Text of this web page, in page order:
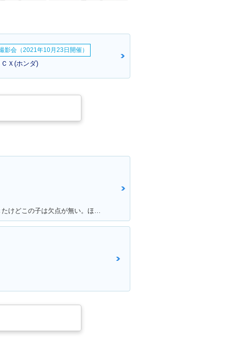
・カラーチ
影会（2021年10月23日開催）
Ｘ(ホンダ)
満足ポイント:色んなバイク乗ってきたけどこの子は欠点が無い。ほんとに不満が出ない完成度の高いバイク！